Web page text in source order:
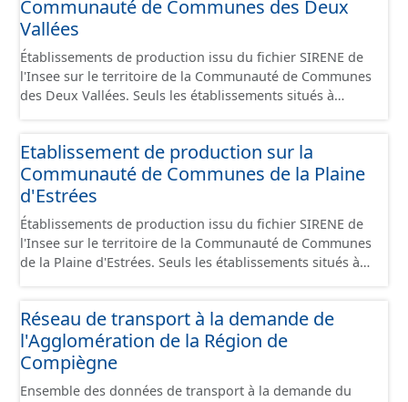
Économiques. Ce lot ne contient pas la référence aux
terrains à vocation économique à ce jour. Il est filtré au-
Communauté de Communes des Deux
Vallées
Établissements de production issu du fichier SIRENE de
l'Insee sur le territoire de la Communauté de Communes
des Deux Vallées. Seuls les établissements situés à
conformément aux prescriptions du standard CNIG Sites
Économiques. Ce lot ne contient pas la référence aux
terrains à vocation économique à ce jour. Il est filtré au-
Etablissement de production sur la
Communauté de Communes de la Plaine
d'Estrées
Établissements de production issu du fichier SIRENE de
l'Insee sur le territoire de la Communauté de Communes
de la Plaine d'Estrées. Seuls les établissements situés à
conformément aux prescriptions du standard CNIG Sites
Économiques. Ce lot ne contient pas la référence aux
terrains à vocation économique à ce jour. Il est filtré au-
delà des prescriptions du CNIG se limitant aux SCI.
Réseau de transport à la demande de
l'Agglomération de la Région de
Compiègne
Ensemble des données de transport à la demande du